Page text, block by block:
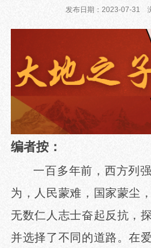
发布日期：2023-07-31
编者按：
一百多年前，西方列
为，人民蒙难，国家蒙尘
无数仁人志士奋起反抗，
并选择了不同的道路。在